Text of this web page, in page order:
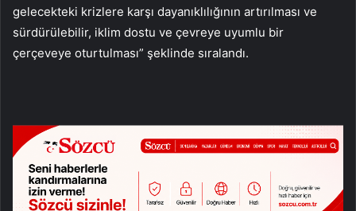
gelecekteki krizlere karşı dayanıklılığının artırılması ve
sürdürülebilir, iklim dostu ve çevreye uyumlu bir
çerçeveye oturtulması” şeklinde sıralandı.